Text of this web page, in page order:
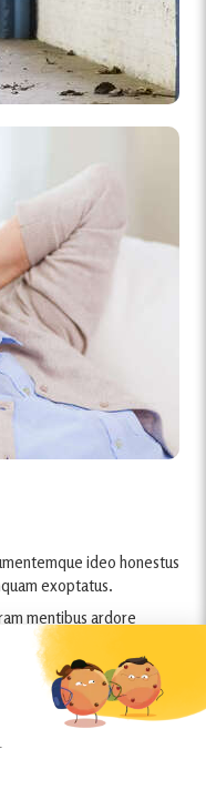
ideo honestus
exoptatus.
mentibus ardore
eventu pendentem. haec
Romae permittunt. ergo
ut in capite mundi